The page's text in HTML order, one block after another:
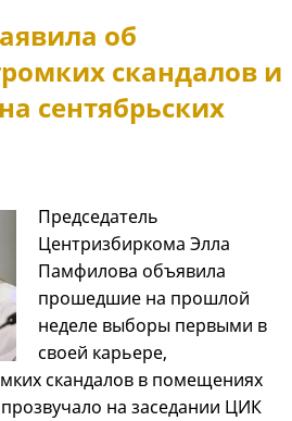
об
скандалов и
сентябрьских
Председатель
Центризбиркома Элла
Памфилова объявила
прошедшие на прошлой
неделе выборы первыми в
своей карьере,
скандалов в помещениях
на заседании ЦИК